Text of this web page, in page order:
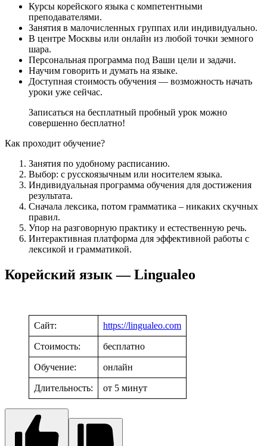
Курсы корейского языка с компетентными
преподавателями.
Занятия в малочисленных группах или индивидуально.
В центре Москвы или онлайн из любой точки земного
шара.
Персональная программа под Ваши цели и задачи.
Научим говорить и думать на языке.
Доступная стоимость обучения — возможность начать
уроки уже сейчас.
Записаться на бесплатный пробный урок можно
совершенно бесплатно!
Как проходит обучение?
Занятия по удобному расписанию.
Выбор: с русскоязычным или носителем языка.
Индивидуальная программа обучения для достижения
результата.
Сначала лексика, потом грамматика – никаких скучных
правил.
Упор на разговорную практику и естественную речь.
Интерактивная платформа для эффективной работы с
лексикой и грамматикой.
Корейский язык — Lingualeo
Сайт: https://lingualeo.com
Стоимость: бесплатно
Обучение: онлайн
Длительность: от 5 минут